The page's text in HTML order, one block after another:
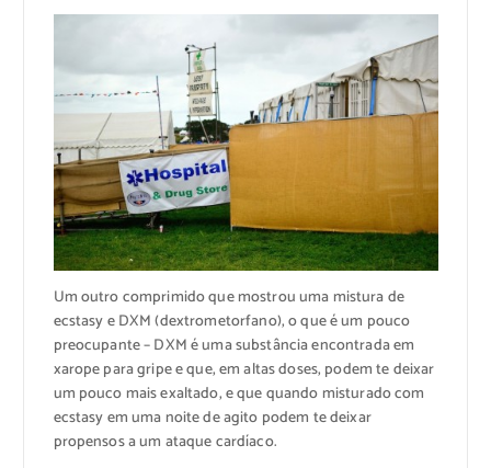
Um outro comprimido que mostrou uma mistura de
ecstasy e DXM (dextrometorfano), o que é um pouco
preocupante – DXM é uma substância encontrada em
xarope para gripe e que, em altas doses, podem te deixar
um pouco mais exaltado, e que quando misturado com
ecstasy em uma noite de agito podem te deixar
propensos a um ataque cardíaco.